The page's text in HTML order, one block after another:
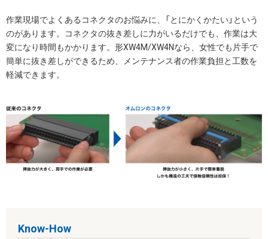
作業現場でよくあるコネクタのお悩みに、「とにかくかたい」という
のがあります。コネクタの抜き差しに力がいるだけでも、作業は大
変になり時間もかかります。形XW4M/XW4Nなら、女性でも片手で
簡単に抜き差しができるため、メンテナンス者の作業負担と工数を
軽減できます。
Know-How